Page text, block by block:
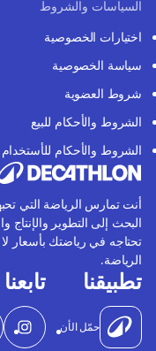
السياسات والشروط
اختيارات الخصوصية
سياسة الخصوصية
شروط العضوية
الشروط والأحكام للبيع
الشروط والأحكام للأستخدام
أنت تمارس الرياضة التي
البحث إلى التطوير
تحتاجه في رياضتك بأسعار
الرياضة.
تطبيقنا
حمّل الأن
تابعنا